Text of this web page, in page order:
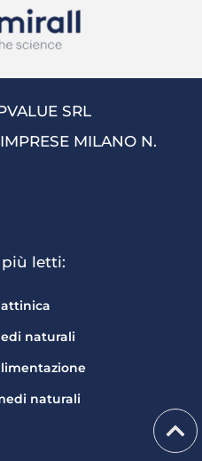
SRL
MILANO N.
letti:
attinica
naturali
naturali